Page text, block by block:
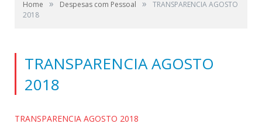
Home » Despesas com Pessoal »
TRANSPARENCIA AGOSTO
2018
TRANSPARENCIA AGOSTO
2018
TRANSPARENCIA AGOSTO 2018